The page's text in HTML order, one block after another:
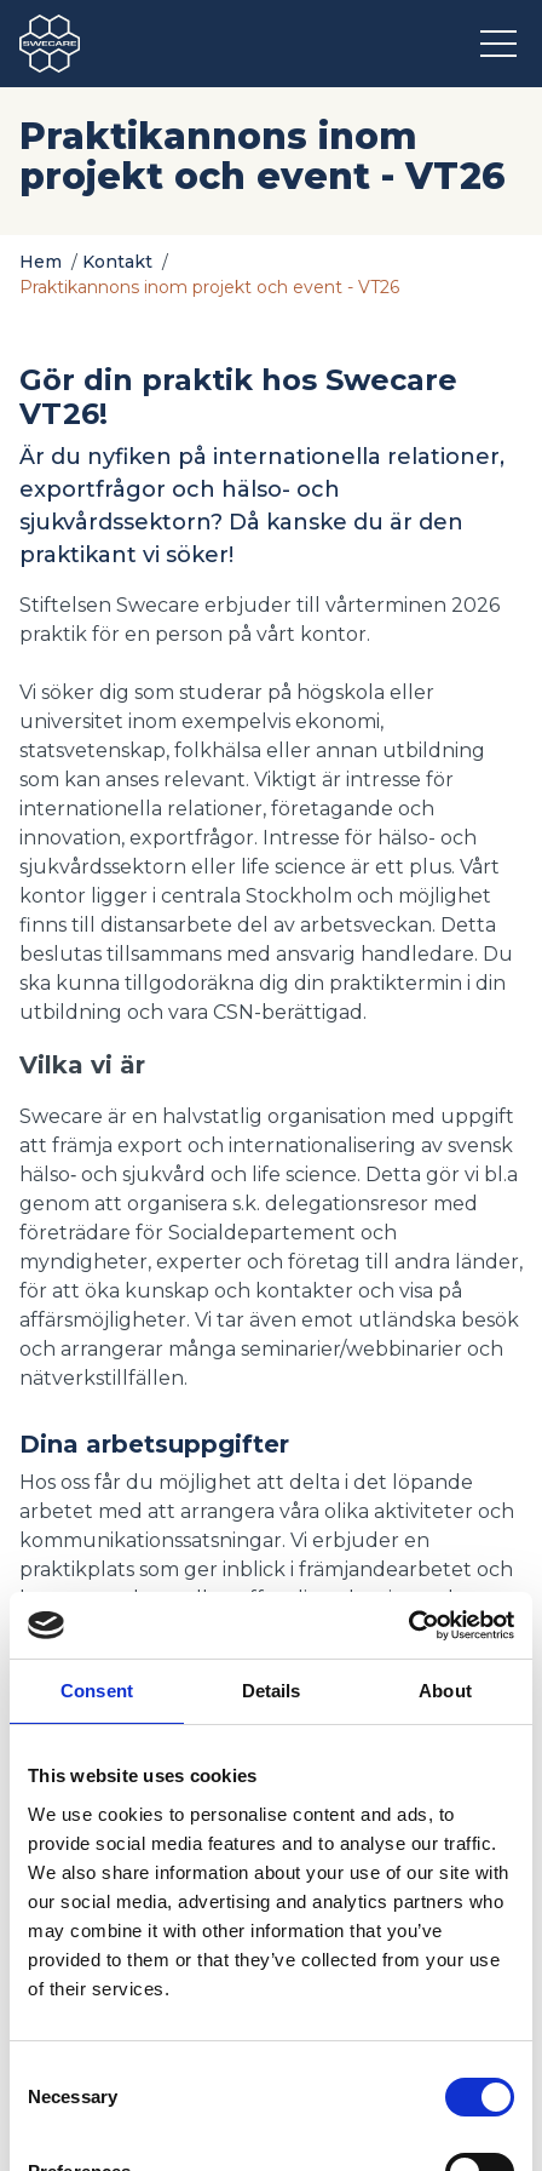
Consent Details About
This website uses cookies
We use cookies to personalise content and ads, to
provide social media features and to analyse our traffic.
We also share information about your use of our site with
our social media, advertising and analytics partners who
may combine it with other information that you’ve
provided to them or that they’ve collected from your use
of their services.
Selection
Necessary
Praktikannons inom
projekt och event - VT26
Hem / Kontakt /
Praktikannons inom projekt och event - VT26
Gör din praktik hos Swecare
VT26!
Är du nyfiken på internationella relationer,
exportfrågor och hälso- och
sjukvårdssektorn? Då kanske du är den
praktikant vi söker!
Stiftelsen Swecare erbjuder till vårterminen 2026
praktik för en person på vårt kontor.
Vi söker dig som studerar på högskola eller
universitet inom exempelvis ekonomi,
statsvetenskap, folkhälsa eller annan utbildning
som kan anses relevant. Viktigt är intresse för
internationella relationer, företagande och
innovation, exportfrågor. Intresse för hälso- och
sjukvårdssektorn eller life science är ett plus. Vårt
kontor ligger i centrala Stockholm och möjlighet
finns till distansarbete del av arbetsveckan. Detta
beslutas tillsammans med ansvarig handledare. Du
ska kunna tillgodoräkna dig din praktiktermin i din
utbildning och vara CSN-berättigad.
Vilka vi är
Swecare är en halvstatlig organisation med uppgift
att främja export och internationalisering av svensk
hälso‐ och sjukvård och life science. Detta gör vi bl.a
genom att organisera s.k. delegationsresor med
företrädare för Socialdepartement och
myndigheter, experter och företag till andra länder,
för att öka kunskap och kontakter och visa på
affärsmöjligheter. Vi tar även emot utländska besök
och arrangerar många seminarier/webbinarier och
nätverkstillfällen.
Dina arbetsuppgifter
Hos oss får du möjlighet att delta i det löpande
arbetet med att arrangera våra olika aktiviteter och
kommunikationssatsningar. Vi erbjuder en
praktikplats som ger inblick i främjandearbetet och
hur samspelet mellan offentlig och privat sektor
och akademin kan bidra till detta.
dina förkunskaper) att du kan hjälpa oss i planering
Det kan gälla att skriva underlag, samla information,
För den initiativrike finns mycket att bidra med och
lära! Swecares verksamhet är förlagd dagtid men
enstaka kvällar kan förekomma i samband med
evenemang.
”Min praktik på Swecare var otroligt lärorik och
inspirerande. Jag fick driva egna projekt inom EU,
svenska ambassader utomlands. Det gav mig en
djupare förståelse för Life Science och hälso- och
sjukvårdssektorn, både i Sverige och internationellt,
insikter!” Paola Diamandieva, student i